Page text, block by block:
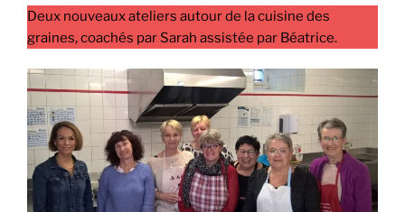
Deux nouveaux ateliers autour de la cuisine des
graines, coachés par Sarah assistée par Béatrice.